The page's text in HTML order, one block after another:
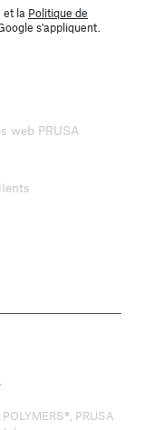
et la Politique de
s'appliquent.
web PRUSA
PRUSA